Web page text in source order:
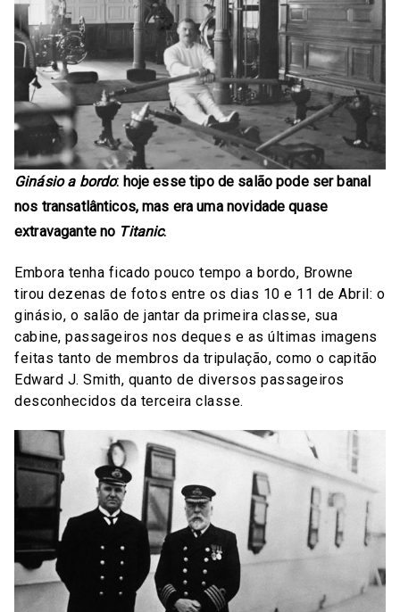
Ginásio a bordo: hoje esse tipo de salão pode ser banal
nos transatlânticos, mas era uma novidade quase
extravagante no Titanic.
Embora tenha ficado pouco tempo a bordo, Browne
tirou dezenas de fotos entre os dias 10 e 11 de Abril: o
ginásio, o salão de jantar da primeira classe, sua
cabine, passageiros nos deques e as últimas imagens
feitas tanto de membros da tripulação, como o capitão
Edward J. Smith, quanto de diversos passageiros
desconhecidos da terceira classe.